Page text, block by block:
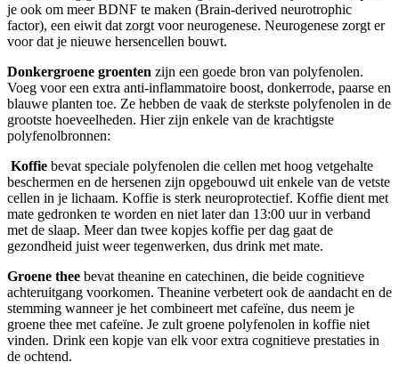
je ook om meer BDNF te maken (Brain-derived neurotrophic
factor), een eiwit dat zorgt voor neurogenese. Neurogenese zorgt er
voor dat je nieuwe hersencellen bouwt.
Donkergroene groenten zijn een goede bron van polyfenolen.
Voeg voor een extra anti-inflammatoire boost, donkerrode, paarse en
blauwe planten toe. Ze hebben de vaak de sterkste polyfenolen in de
grootste hoeveelheden. Hier zijn enkele van de krachtigste
polyfenolbronnen:
Koffie bevat speciale polyfenolen die cellen met hoog vetgehalte
beschermen en de hersenen zijn opgebouwd uit enkele van de vetste
cellen in je lichaam. Koffie is sterk neuroprotectief. Koffie dient met
mate gedronken te worden en niet later dan 13:00 uur in verband
met de slaap. Meer dan twee kopjes koffie per dag gaat de
gezondheid juist weer tegenwerken, dus drink met mate.
Groene thee bevat theanine en catechinen, die beide cognitieve
achteruitgang voorkomen. Theanine verbetert ook de aandacht en de
stemming wanneer je het combineert met cafeïne, dus neem je
groene thee met cafeïne. Je zult groene polyfenolen in koffie niet
vinden. Drink een kopje van elk voor extra cognitieve prestaties in
de ochtend.